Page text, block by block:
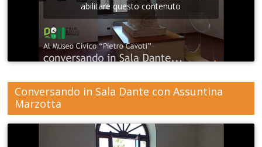
abilitare questo contenuto
Conversando in Sala Dante con Assuntina
Marzotta